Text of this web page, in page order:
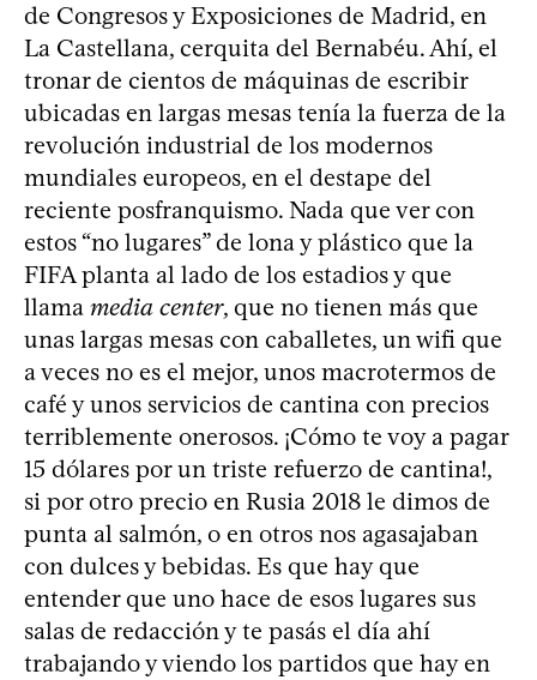
de Congresos y Exposiciones de Madrid, en
La Castellana, cerquita del Bernabéu. Ahí, el
tronar de cientos de máquinas de escribir
ubicadas en largas mesas tenía la fuerza de la
revolución industrial de los modernos
mundiales europeos, en el destape del
reciente posfranquismo. Nada que ver con
estos “no lugares” de lona y plástico que la
FIFA planta al lado de los estadios y que
llama media center, que no tienen más que
unas largas mesas con caballetes, un wifi que
a veces no es el mejor, unos macrotermos de
café y unos servicios de cantina con precios
terriblemente onerosos. ¡Cómo te voy a pagar
15 dólares por un triste refuerzo de cantina!,
si por otro precio en Rusia 2018 le dimos de
punta al salmón, o en otros nos agasajaban
con dulces y bebidas. Es que hay que
entender que uno hace de esos lugares sus
salas de redacción y te pasás el día ahí
trabajando y viendo los partidos que hay en